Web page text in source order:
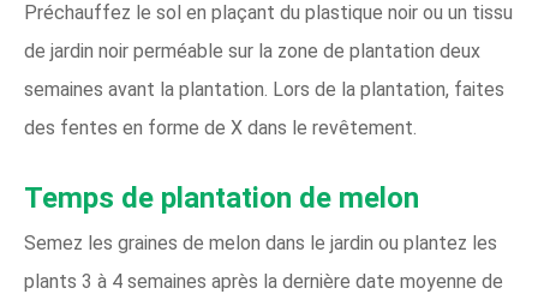
Préchauffez le sol en plaçant du plastique noir ou un tissu
de jardin noir perméable sur la zone de plantation deux
semaines avant la plantation. Lors de la plantation, faites
des fentes en forme de X dans le revêtement.
Temps de plantation de melon
Semez les graines de melon dans le jardin ou plantez les
plants 3 à 4 semaines après la dernière date moyenne de